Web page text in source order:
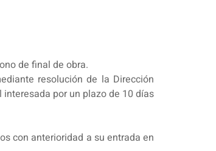
de final de obra.
resolución de la Dirección
por un plazo de 10 días
con anterioridad a su entrada en